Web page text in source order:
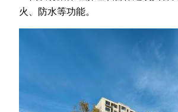
火、防水等功能。